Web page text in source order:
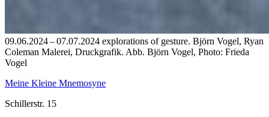
09.06.2024 – 07.07.2024 explorations of gesture. Björn Vogel, Ryan
Coleman Malerei, Druckgrafik. Abb. Björn Vogel, Photo: Frieda
Vogel
Meine Kleine Mnemosyne
Schillerstr. 15